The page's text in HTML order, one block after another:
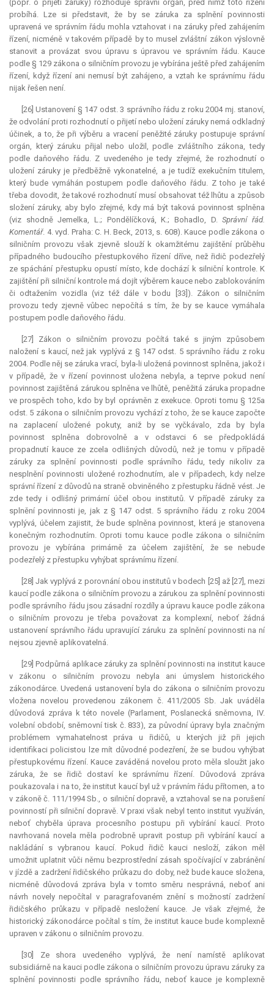
(popř. o přijetí záruky) rozhoduje správní orgán, před nímž toto řízení
probíhá. Lze si představit, že by se záruka za splnění povinnosti
upravená ve správním řádu mohla vztahovat i na záruky před zahájením
řízení, nicméně v takovém případě by to musel zvláštní zákon výslovně
stanovit a provázat svou úpravu s úpravou ve správním řádu. Kauce
podle § 129 zákona o silničním provozu je vybírána ještě před zahájením
řízení, když řízení ani nemusí být zahájeno, a vztah ke správnímu řádu
nijak řešen není.
[26] Ustanovení § 147 odst. 3 správního řádu z roku 2004 mj. stanoví,
že odvolání proti rozhodnutí o přijetí nebo uložení záruky nemá odkladný
účinek, a to, že při výběru a vracení peněžité záruky postupuje správní
orgán, který záruku přijal nebo uložil, podle zvláštního zákona, tedy
podle daňového řádu. Z uvedeného je tedy zřejmé, že rozhodnutí o
uložení záruky je předběžně vykonatelné, a je tudíž exekučním titulem,
který bude vymáhán postupem podle daňového řádu. Z toho je také
třeba dovodit, že takové rozhodnutí musí obsahovat též lhůtu a způsob
složení záruky, aby bylo zřejmé, kdy má být taková povinnost splněna
(viz shodně Jemelka, L.; Pondělíčková, K.; Bohadlo, D.Správní řád.
Komentář. 4. vyd. Praha: C. H. Beck, 2013, s. 608).Kauce podle zákona o
silničním provozu však zjevně slouží k okamžitému zajištění průběhu
případného budoucího přestupkového řízení dříve, než řidič podezřelý
ze spáchání přestupku opustí místo, kde dochází k silniční kontrole. K
zajištění při silniční kontrole má dojít výběrem kauce nebo zablokováním
či odtažením vozidla (viz též dále v bodu [33]). Zákon o silničním
provozu tedy zjevně vůbec nepočítá s tím, že by se kauce vymáhala
postupem podle daňového řádu.
[27] Zákon o silničním provozu počítá také s jiným způsobem
naložení s kaucí, než jak vyplývá z § 147 odst. 5 správního řádu z roku
2004. Podle něj se záruka vrací, byla-li uložená povinnost splněna, jakož i
v případě, že v řízení povinnost uložena nebyla, a teprve pokud není
povinnost zajištěná zárukou splněna ve lhůtě, peněžitá záruka propadne
ve prospěch toho, kdo by byl oprávněn z exekuce. Oproti tomu § 125a
odst. 5 zákona o silničním provozu vychází z toho, že se kaucezapočte
na zaplacení uložené pokuty, aniž by se vyčkávalo, zda by byla
povinnost splněna dobrovolně a v odstavci 6 se předpokládá
propadnutí kauce ze zcela odlišných důvodů, než je tomu v případě
záruky za splnění povinnosti podle správního řádu, tedy nikoliv za
nesplnění povinnosti uložené rozhodnutím, ale v případech, kdy nelze
správní řízení z důvodů na straně obviněného z přestupku řádně vést. Je
zde tedy i odlišný primární účel obou institutů. V případě záruky za
splnění povinnosti je, jak z § 147 odst. 5 správního řádu z roku 2004
vyplývá, účelem zajistit, že bude splněna povinnost, která je stanovena
konečným rozhodnutím. Oproti tomu kauce podle zákona o silničním
provozu je vybírána primárně za účelem zajištění, že se nebude
podezřelý z přestupku vyhýbat správnímu řízení.
[28] Jak vyplývá z porovnání obou institutů v bodech [25] až [27], mezi
kaucí podle zákona o silničním provozu a zárukou za splnění povinnosti
podle správního řádu jsou zásadní rozdíly a úpravu kauce podle zákona
o silničním provozu je třeba považovat za komplexní, neboť žádná
ustanovení správního řádu upravující záruku za splnění povinnosti na ní
nejsou zjevně aplikovatelná.
[29] Podpůrná aplikace záruky za splnění povinnosti na institut kauce
v zákonu o silničním provozu nebyla ani úmyslem historického
zákonodárce. Uvedená ustanovení byla do zákona o silničním provozu
vložena novelou provedenou zákonem č. 411/2005 Sb. Jak uváděla
důvodová zpráva k této novele (Parlament, Poslanecká sněmovna, IV.
volební období, sněmovní tisk č. 833), za původní úpravy byla značným
problémem vymahatelnost práva u řidičů, u kterých již při jejich
identifikaci policistou lze mít důvodné podezření, že se budou vyhýbat
přestupkovému řízení. Kauce zaváděná novelou proto měla sloužit jako
záruka, že se řidič dostaví ke správnímu řízení. Důvodová zpráva
poukazovala i na to, že institut kaucí byl už v právním řádu přítomen, a to
v zákoně č. 111/1994 Sb., o silniční dopravě, a vztahoval se na porušení
povinností při silniční dopravě. V praxi však nebyl tento institut využíván,
neboť chyběla úprava procesního postupu při vybírání kaucí. Proto
navrhovaná novela měla podrobně upravit postup při vybírání kaucí a
nakládání s vybranou kaucí. Pokud řidič kauci nesloží, zákon měl
umožnit uplatnit vůči němu bezprostřední zásah spočívající v zabránění
v jízdě a zadržení řidičského průkazu do doby, než bude kauce složena,
nicméně důvodová zpráva byla v tomto směru nesprávná, neboť ani
návrh novely nepočítal v paragrafovaném znění s možností zadržení
řidičského průkazu v případě nesložení
kauce. Je však zřejmé, že
historický zákonodárce počítal s tím, že institut kauce bude komplexně
upraven v zákonu o silničním provozu.
[30] Ze shora uvedeného vyplývá, že není namístě aplikovat
subsidiárně na kauci podle zákona o silničním provozu úpravu záruky za
splnění povinnosti podle správního řádu, neboť kauce je komplexně